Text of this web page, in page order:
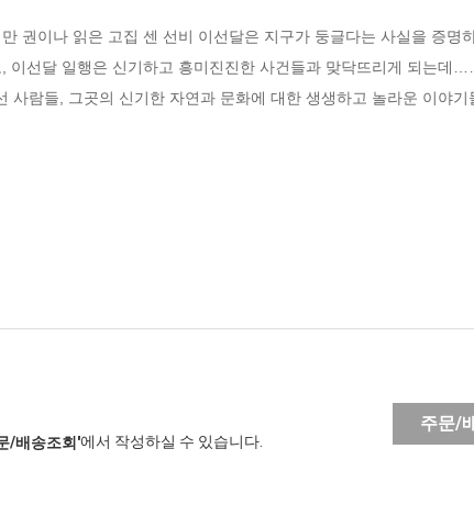
권이나 읽은 고집 센 선비 이선달은 지구가 둥글다는 사실을 증명
이선달 일행은 신기하고 흥미진진한 사건들과 맞닥뜨리게 되는데
사람들, 그곳의 신기한 자연과 문화에 대한 생생하고 놀라운 이야기
/배송조회'에서 작성하실 수 있습니다.
주문/